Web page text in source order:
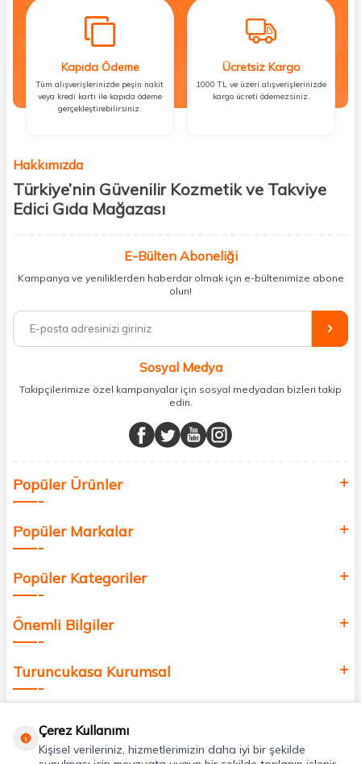
Kapıda Ödeme
Tüm alışverişlerinizde peşin nakit
veya kredi kartı ile kapıda ödeme
gerçekleştirebilirsiniz.
Ücretsiz Kargo
1000 TL ve üzeri alışverişlerinizde
kargo ücreti ödemezsiniz.
Hakkımızda
Türkiye’nin Güvenilir Kozmetik ve Takviye
Edici Gıda Mağazası
kişisel bakım hem de takviye edici gıda ürünlerini sizlerle
buluşturuyoruz. Artık mağaza mağaza dolaşmanıza gerek yok;
ihtiyacınız olan her şeyi tek bir çatı altında topluyor ve kapınıza kadar
%100 orijinal kozmetik ve sağlık ürünleriyle güzelliğinizi tamamlayabilir,
vücudunuzu desteklemek için güvenilir takviye edici gıdalara
minerallere kadar binlerce ürünü uygun fiyat ve hızlı kargo avantajıyla
sunuyoruz.
buluşturuyor ve online alışveriş deneyiminizi en iyi hale getiriyoruz.
Sağlık, güzellik ve iyi yaşam için aradığınız her şey burada!
değer katmak için bize katılın!
E-Bülten Aboneliği
Kampanya ve yeniliklerden haberdar olmak için e-bültenimize abone
olun!
Sosyal Medya
Takipçilerimize özel kampanyalar için sosyal medyadan bizleri takip
edin.
Popüler Ürünler
Popüler Markalar
Popüler Kategoriler
Önemli Bilgiler
Turuncukasa Kurumsal
Çerez Kullanımı
Kişisel verileriniz, hizmetlerimizin daha iyi bir şekilde